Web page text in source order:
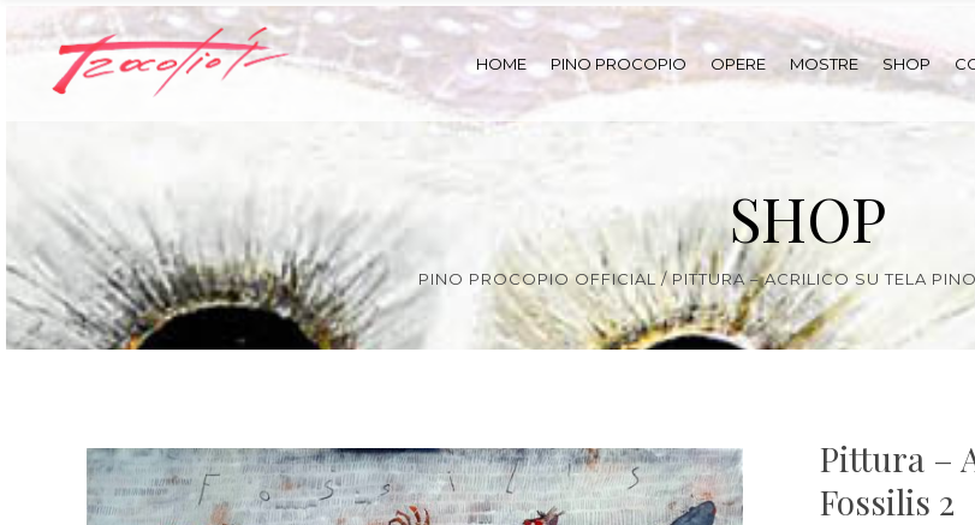
HOME PINO PROCOPIO OPERE MOSTRE SHOP
SHOP
PINO PROCOPIO OFFICIAL /PITTURA – ACRILICO SU TELA
Pittura –
Fossilis 2